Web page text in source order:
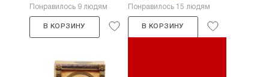
Понравилось 9 людям
В КОРЗИНУ
Понравилось 15 людям
В КОРЗИНУ